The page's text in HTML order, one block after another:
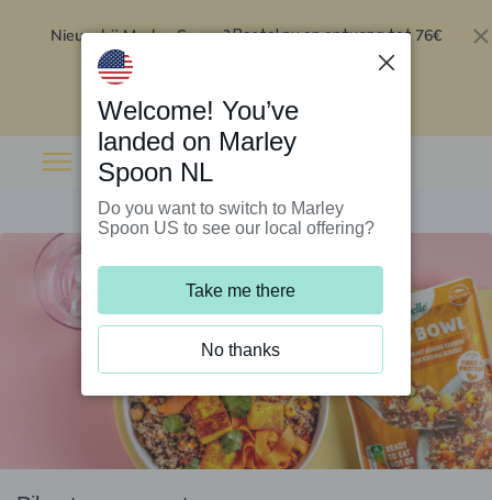
Nieuw bij Marley Spoon?Bestel nu en ontvang tot 76€
Welcome! You’ve
landed on Marley
Spoon NL
Do you want to switch to Marley
Spoon US to see our local offering?
Take me there
No thanks